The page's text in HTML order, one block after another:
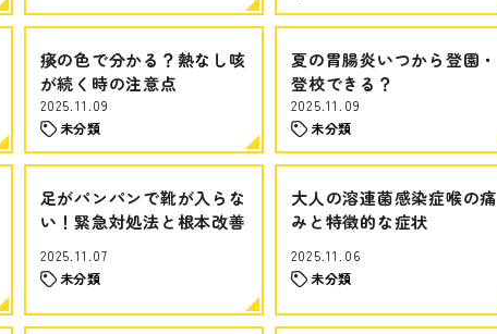
痰の色で分かる？熱なし咳
が続く時の注意点
2025.11.09
未分類
夏の胃腸炎いつから登園・
登校できる？
2025.11.09
未分類
足がパンパンで靴が入らな
い！緊急対処法と根本改善
2025.11.07
未分類
大人の溶連菌感染症喉の痛
みと特徴的な症状
2025.11.06
未分類